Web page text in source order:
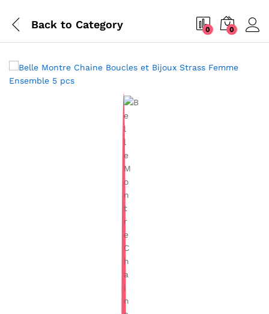
Back to Category 0 0